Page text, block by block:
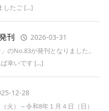
したご […]
刊 2026-03-31
のNo.83が発刊となりました。
幸いです […]
12-28
）～令和8年１月４日（日）